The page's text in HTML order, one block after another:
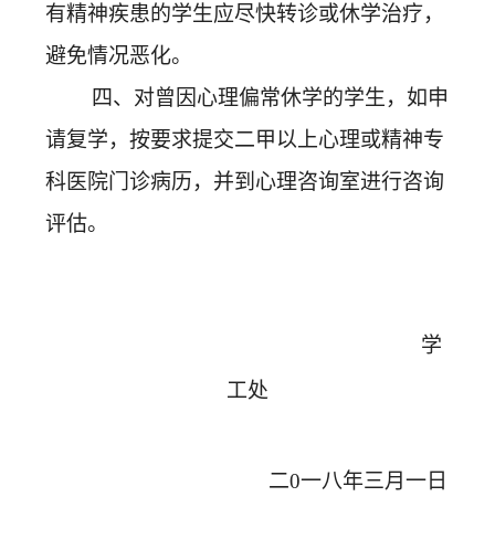
有精神疾患的学生应尽快转诊或休学治疗，
避免情况恶化。
四、对曾因心理偏常休学的学生，如申
请复学，按要求提交二甲以上心理或精神专
科医院门诊病历，并到心理咨询室进行咨询
评估。
学
工处
二0一八年三月一日